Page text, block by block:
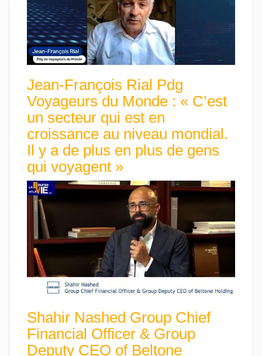
Jean-François Rial Pdg
Voyageurs du Monde : « C’est
un secteur qui est en
croissance au niveau mondial.
Il y a de plus en plus de gens
qui voyagent »
Shahir Nashed Group Chief
Financial Officer & Group
Deputy CEO of Beltone